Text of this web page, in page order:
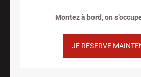
Montez à bord, on
JE RÉSERVE